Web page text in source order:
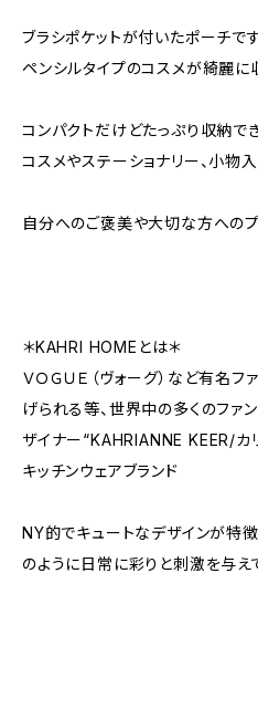
ブラシポケットが付いたポーチで
ペンシルタイプのコスメが綺麗に
コンパクトだけどたっぷり収納で
コスメやステーショナリー、小物
自分へのご褒美や大切な方への
＊KAHRI HOMEとは＊
ＶＯＧＵＥ（ヴォーグ）など有名
げられる等、世界中の多くのファ
ザイナー“KAHRIANNE KEER/
キッチンウェアブランド
NY的でキュートなデザインが特
のように日常に彩りと刺激を与え